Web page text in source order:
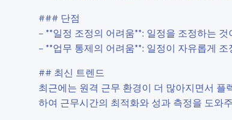
### 단점
– **일정 조정의 어려움**: 일정을 조정하는
– **업무 통제의 어려움**: 일정이 자유롭게
## 최신 트렌드
최근에는 원격 근무 환경이 더 많아지면서
하여 근무시간의 최적화와 성과 측정을 도와